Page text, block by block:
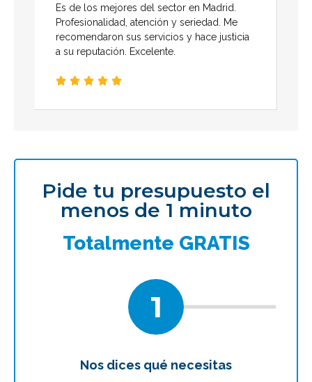
Es de los mejores del sector en Madrid.
Profesionalidad, atención y seriedad. Me
recomendaron sus servicios y hace justicia
a su reputación. Excelente.
    
Pide tu presupuesto el
menos de 1 minuto
Totalmente GRATIS
1
Nos dices qué necesitas